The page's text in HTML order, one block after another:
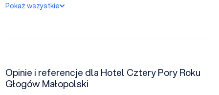
Pokaż wszystkie
Opinie i referencje dla Hotel Cztery Pory Roku
Głogów Małopolski